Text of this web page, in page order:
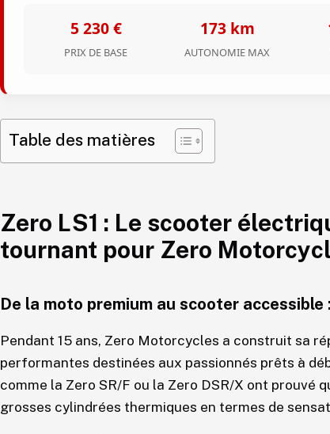
5 230 €
PRIX DE BASE
173 km
AUTONOMIE MAX
Table des matières
Zero LS1 : Le scooter
tournant pour Zero
De la moto premium au scooter
Pendant 15 ans, Zero Motorcycles a construit sa
performantes destinées aux passionnés prêts à
comme la Zero SR/F ou la Zero DSR/X ont prouvé
grosses cylindrées thermiques en termes de